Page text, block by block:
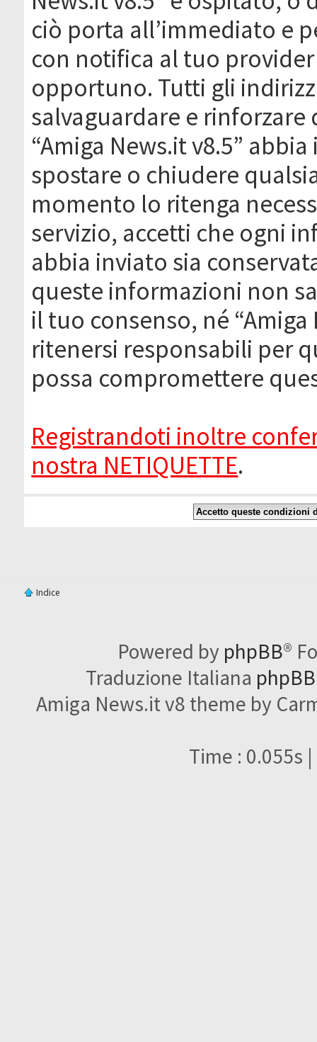
ciò porta all’immediato e
con notifica al tuo
opportuno. Tutti gli
salvaguardare e
“Amiga News.it v8.5”
spostare o chiudere
momento lo ritenga
servizio, accetti che ogni
abbia inviato sia
queste informazioni non
il tuo consenso, né
ritenersi responsabili per
possa compromettere
Registrandoti inoltre
nostra NETIQUETTE.
Indice
Powered by phpBB®
Traduzione Italiana
Amiga News.it v8 theme by
Time : 0.055s